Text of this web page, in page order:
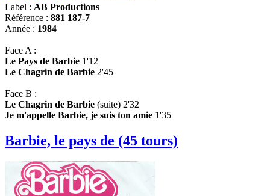
Label : AB Productions
Référence : 881 187-7
Année : 1984
Face A :
Le Pays de Barbie 1'12
Le Chagrin de Barbie 2'45
Face B :
Le Chagrin de Barbie (suite) 2'32
Je m'appelle Barbie, je suis ton amie 1'35
Barbie, le pays de (45 tours)